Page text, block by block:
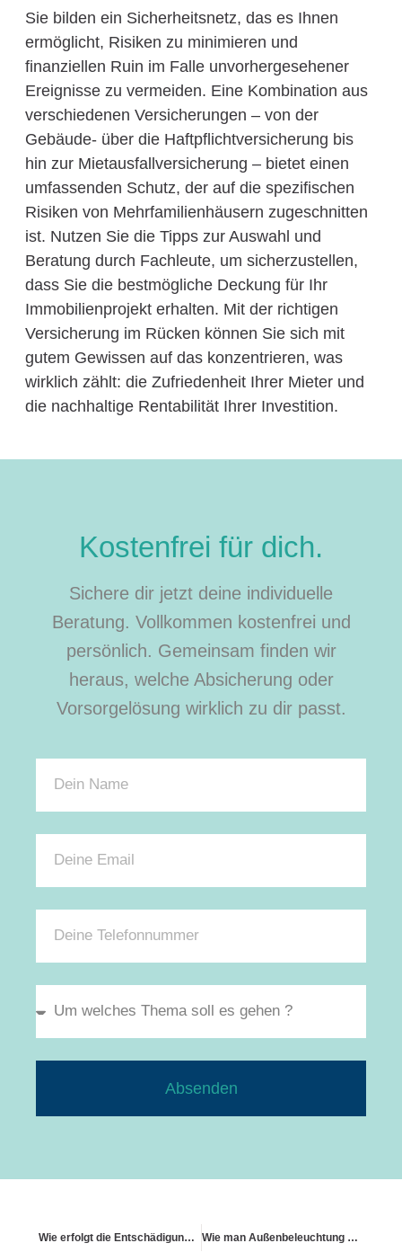
Sie bilden ein Sicherheitsnetz, das es Ihnen
ermöglicht, Risiken zu minimieren und
finanziellen Ruin im Falle unvorhergesehener
Ereignisse zu vermeiden. Eine Kombination aus
verschiedenen Versicherungen – von der
Gebäude- über die Haftpflichtversicherung bis
hin zur Mietausfallversicherung – bietet einen
umfassenden Schutz, der auf die spezifischen
Risiken von Mehrfamilienhäusern zugeschnitten
ist. Nutzen Sie die Tipps zur Auswahl und
Beratung durch Fachleute, um sicherzustellen,
dass Sie die bestmögliche Deckung für Ihr
Immobilienprojekt erhalten. Mit der richtigen
Versicherung im Rücken können Sie sich mit
gutem Gewissen auf das konzentrieren, was
wirklich zählt: die Zufriedenheit Ihrer Mieter und
die nachhaltige Rentabilität Ihrer Investition.
Kostenfrei für dich.
Sichere dir jetzt deine individuelle
Beratung. Vollkommen kostenfrei und
persönlich. Gemeinsam finden wir
heraus, welche Absicherung oder
Vorsorgelösung wirklich zu dir passt.
Absenden
Wie erfolgt die Entschädigung bei Totalschaden des Gebäudes? Wie man Außenbeleuchtung als Sicherheitsmerkmal integriert